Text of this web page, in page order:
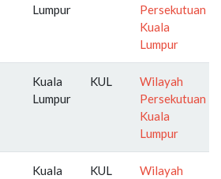
Lumpur
Persekutuan
Kuala
Lumpur
Kuala
Lumpur
KUL
Wilayah
Persekutuan
Kuala
Lumpur
Kuala
KUL
Wilayah